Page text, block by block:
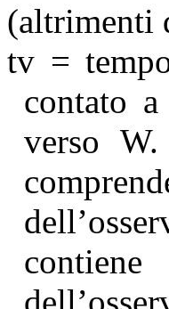
(altrimenti
tv =
contato
verso